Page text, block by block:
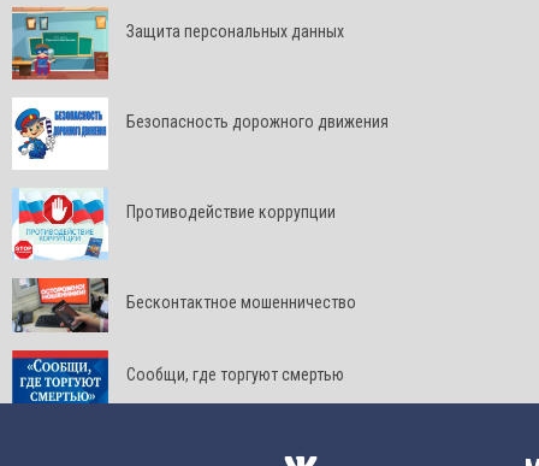
Защита персональных данных
Безопасность дорожного движения
Противодействие коррупции
Бесконтактное мошенничество
Сообщи, где торгуют смертью